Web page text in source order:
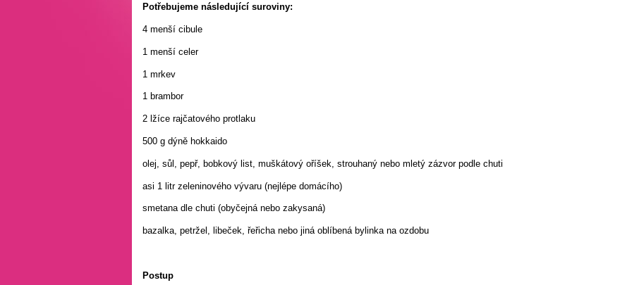
Potřebujeme následující suroviny:
4 menší cibule
1 menší celer
1 mrkev
1 brambor
2 lžíce rajčatového protlaku
500 g dýně hokkaido
olej, sůl, pepř, bobkový list, muškátový oříšek, strouhaný nebo mletý zázvor podle chuti
asi 1 litr zeleninového vývaru (nejlépe domácího)
smetana dle chuti (obyčejná nebo zakysaná)
bazalka, petržel, libeček, řeřicha nebo jiná oblíbená bylinka na ozdobu
Postup